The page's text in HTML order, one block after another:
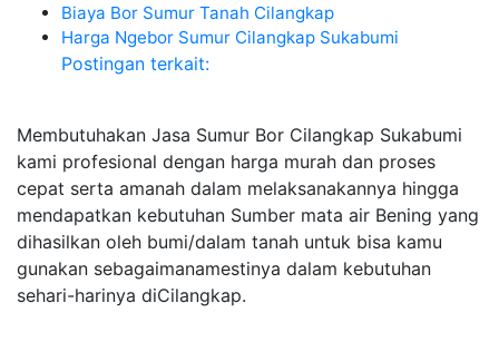
Biaya Bor Sumur Tanah Cilangkap
Harga Ngebor Sumur Cilangkap Sukabumi
Postingan terkait:
Membutuhakan Jasa Sumur Bor Cilangkap Sukabumi
kami profesional dengan harga murah dan proses
cepat serta amanah dalam melaksanakannya hingga
mendapatkan kebutuhan Sumber mata air Bening yang
dihasilkan oleh bumi/dalam tanah untuk bisa kamu
gunakan sebagaimanamestinya dalam kebutuhan
sehari-harinya diCilangkap.